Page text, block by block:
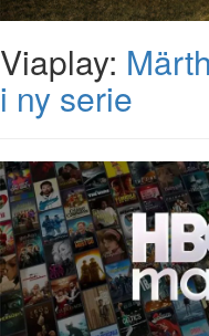
Viaplay:
i ny serie